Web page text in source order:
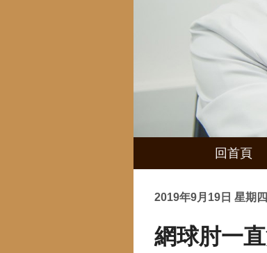
回首頁
2019年9月19日 星期四
網球肘一